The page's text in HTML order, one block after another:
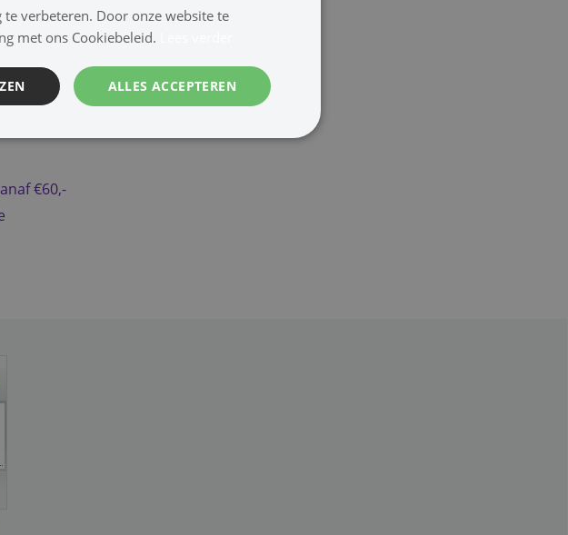
€60,-
verbeteren. Door onze website te
met ons Cookiebeleid.
ALLES ACCEPTEREN